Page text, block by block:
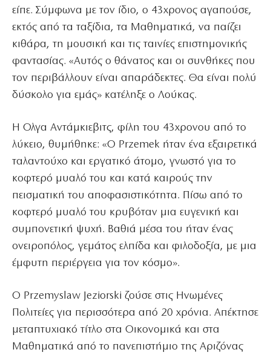
είπε. Σύμφωνα με τον ίδιο, ο 43χρονος αγαπούσε,
εκτός από τα ταξίδια, τα Μαθηματικά, να παίζει
κιθάρα, τη μουσική και τις ταινίες επιστημονικής
φαντασίας. «Αυτός ο θάνατος και οι συνθήκες που
τον περιβάλλουν είναι απαράδεκτες. Θα είναι πολύ
δύσκολο για εμάς» κατέληξε ο Λούκας.
Η Ολγα Αντάμκιεβιτς, φίλη του 43χρονου από το
λύκειο, θυμήθηκε: «Ο Przemek ήταν ένα εξαιρετικά
ταλαντούχο και εργατικό άτομο, γνωστό για το
κοφτερό μυαλό του και κατά καιρούς την
πεισματική του αποφασιστικότητα. Πίσω από το
κοφτερό μυαλό του κρυβόταν μια ευγενική και
συμπονετική ψυχή. Βαθιά μέσα του ήταν ένας
ονειροπόλος, γεμάτος ελπίδα και φιλοδοξία, με μια
έμφυτη περιέργεια για τον κόσμο».
Ο Przemyslaw Jeziorski ζούσε στις Ηνωμένες
Πολιτείες για περισσότερα από 20 χρόνια. Απέκτησε
μεταπτυχιακό τίτλο στα Οικονομικά και στα
Μαθηματικά από το πανεπιστήμιο της Αριζόνας